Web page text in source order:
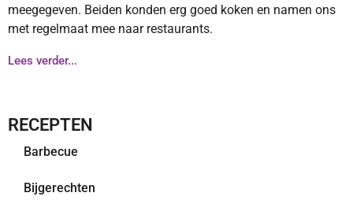
meegegeven. Beiden konden erg goed koken en namen ons
met regelmaat mee naar restaurants.
Lees verder...
RECEPTEN
Barbecue
Bijgerechten